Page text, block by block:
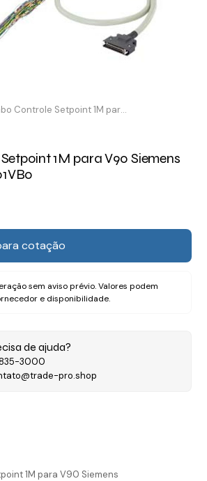
1M para V90 Siemens
Cabo Controle Setpoint 1M para V90 Siemens 6SL32604NA001VB0
1M para V90 Siemens
cotação
sem aviso prévio. Valores podem
e disponibilidade.
de ajuda?
3000
pro.shop